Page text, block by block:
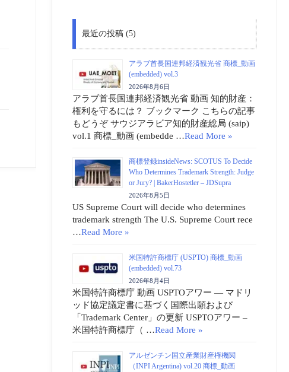
最近の投稿 (5)
アラブ首長国連邦経済観光省 商標_動画
(embedded) vol.3
2026年8月6日
アラブ首長国連邦経済観光省 動画 知的財産：
権利を守るには？ ブックマーク こちらの記事
もどうぞ サウジアラビア知的財産総局 (saip)
vol.1 商標_動画 (embedde …Read More »
商標登録insideNews: SCOTUS To Decide
Who Determines Trademark Strength: Judge
or Jury? | BakerHostetler – JDSupra
2026年8月5日
US Supreme Court will decide who determines
trademark strength The U.S. Supreme Court rece
…Read More »
米国特許商標庁 (USPTO) 商標_動画
(embedded) vol.73
2026年8月4日
米国特許商標庁 動画 USPTOアワー ― マドリ
ッド協定議定書に基づく国際出願および
「Trademark Center」の更新 USPTOアワー –
米国特許商標庁（ …Read More »
アルゼンチン国立産業財産権機関
（INPI Argentina) vol.20 商標_動画